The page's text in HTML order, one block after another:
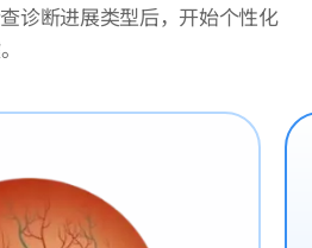
诊断进展类型后，开始个性化